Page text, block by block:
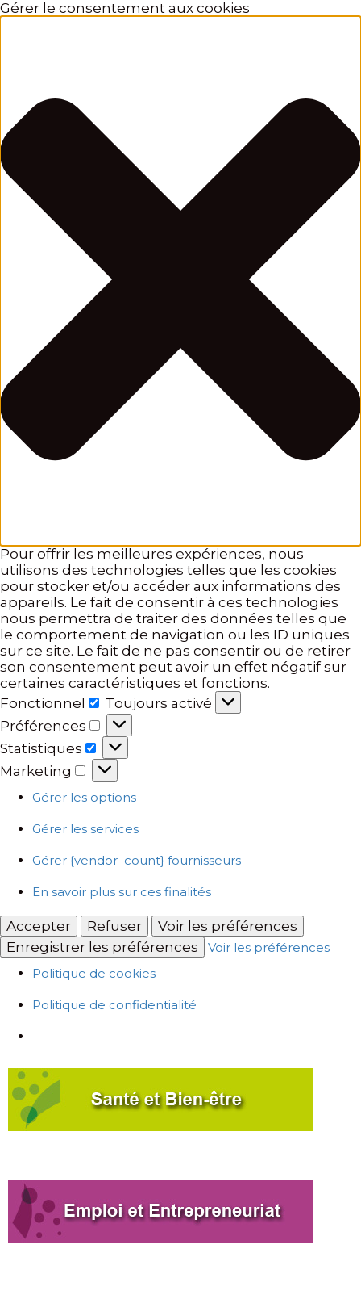
Gérer le consentement aux cookies
Pour offrir les meilleures expériences, nous
utilisons des technologies telles que les cookies
pour stocker et/ou accéder aux informations des
appareils. Le fait de consentir à ces technologies
nous permettra de traiter des données telles que
le comportement de navigation ou les ID uniques
sur ce site. Le fait de ne pas consentir ou de retirer
son consentement peut avoir un effet négatif sur
certaines caractéristiques et fonctions.
Fonctionnel
Toujours activé
Préférences
Statistiques
Marketing
Gérer les options
Gérer les services
Gérer {vendor_count} fournisseurs
En savoir plus sur ces finalités
Accepter Refuser
Voir les préférences
Enregistrer les préférences
Voir les préférences
Politique de cookies
Politique de confidentialité